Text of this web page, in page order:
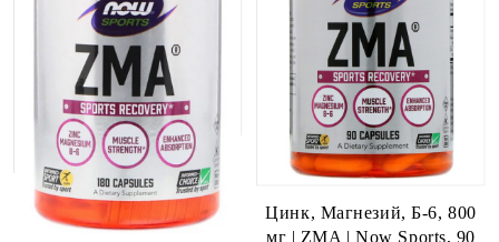
Цинк, Магнезий, Б-6, 800
мг | ZMA | Now Sports, 90